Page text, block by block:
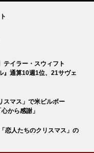
テイラー・スウィフト
』通算10週1位、21サヴェ
スマス」で米ビルボー
から感謝」
恋人たちのクリスマス」の